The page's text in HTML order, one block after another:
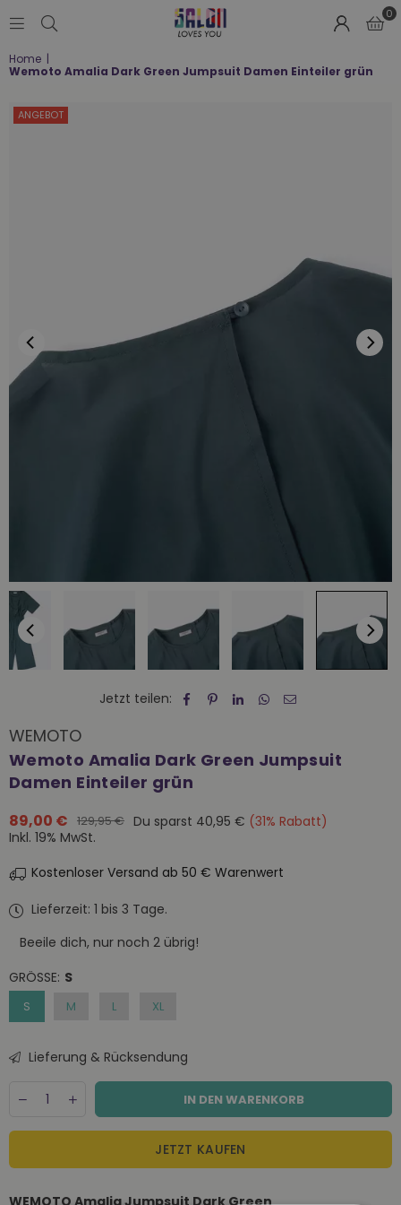
LOVES
YOU
0
Home |
Wemoto Amalia Dark Green Jumpsuit Damen Einteiler grün
ANGEBOT
Jetzt teilen:
WEMOTO
Wemoto Amalia Dark Green Jumpsuit
Damen Einteiler grün
Normaler
Preis
89,00 € 129,95 € Du sparst 40,95 € (31% Rabatt)
Inkl. 19% MwSt.
Kostenloser Versand ab 50 € Warenwert
Lieferzeit: 1 bis 3 Tage.
Beeile dich, nur noch 2 übrig!
GRÖSSE: S
S M L XL
Lieferung & Rücksendung
Decrease
for
Increase
quantity
for
IN DEN WARENKORB
JETZT KAUFEN